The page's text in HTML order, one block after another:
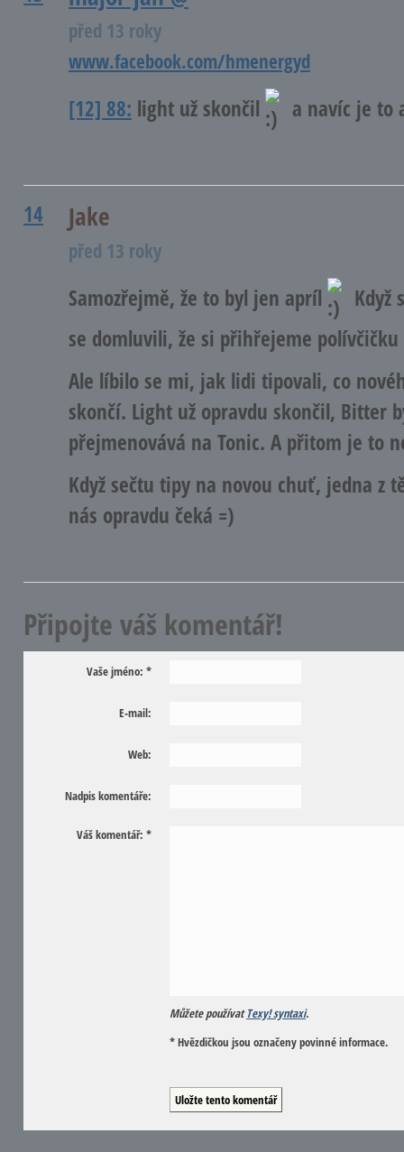
před 13 roky
www.facebook.com/hmenergyd
[12] 88: light už skončil a navíc je
14 Jake
před 13 roky
Samozřejmě, že to byl jen apríl
Když
se domluvili, že si přihřejeme
Ale líbilo se mi, jak lidi tipovali, co
skončí. Light už opravdu skončil, Bitter
přejmenovává na Tonic. A přitom je to
Když sečtu tipy na novou chuť, jedna z
nás opravdu čeká =)
Připojte váš komentář!
Vaše jméno: *
E-mail:
Web:
Nadpis komentáře:
Váš komentář: *
Můžete používatTexy! syntaxi.
* Hvězdičkou jsou označeny povinné informace.